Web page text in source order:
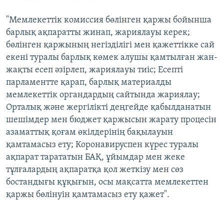
"Мемлекеттік комиссия бөлінген қаржы бойынша
барлық ақпаратты жинап, жариялауы керек;
бөлінген қаржының негізділігі мен қажеттікке сай
екені туралы барлық көмек алушы қамтылған жан-
жақты есеп әзірлеп, жариялауы тиіс; Есепті
парламентте қарап, барлық материалды
мемлекеттік органдардың сайтында жариялау;
Орталық және жергілікті деңгейде қабылданатын
шешімдер мен бюджет қаржысын жарату процесін
азаматтық қоғам өкілдерінің бақылауын
қамтамасыз ету; Коронавируспен күрес туралы
ақпарат тарататын БАҚ, ұйымдар мен жеке
тұлғалардың ақпаратқа қол жеткізу мен сөз
бостандығы құқығын, осы мақсатта мемлекеттен
қаржы бөлінуін қамтамасыз ету қажет".